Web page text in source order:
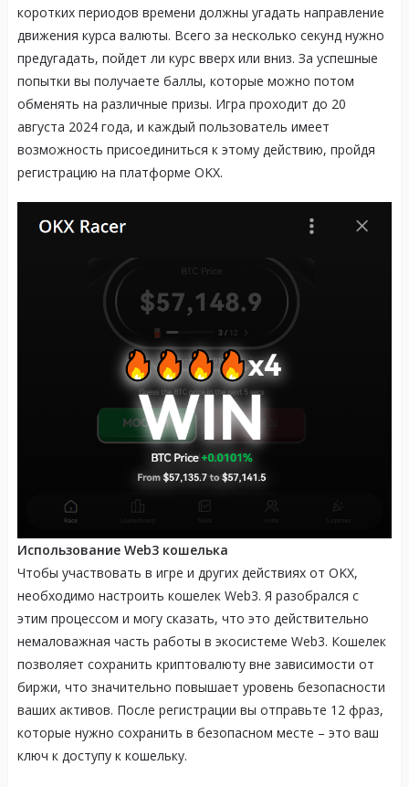
коротких периодов времени должны угадать направление
движения курса валюты. Всего за несколько секунд нужно
предугадать, пойдет ли курс вверх или вниз. За успешные
попытки вы получаете баллы, которые можно потом
обменять на различные призы. Игра проходит до 20
августа 2024 года, и каждый пользователь имеет
возможность присоединиться к этому действию, пройдя
регистрацию на платформе OKX.
Использование Web3 кошелька
Чтобы участвовать в игре и других действиях от OKX,
необходимо настроить кошелек Web3. Я разобрался с
этим процессом и могу сказать, что это действительно
немаловажная часть работы в экосистеме Web3. Кошелек
позволяет сохранить криптовалюту вне зависимости от
биржи, что значительно повышает уровень безопасности
ваших активов. После регистрации вы отправьте 12 фраз,
которые нужно сохранить в безопасном месте – это ваш
ключ к доступу к кошельку.